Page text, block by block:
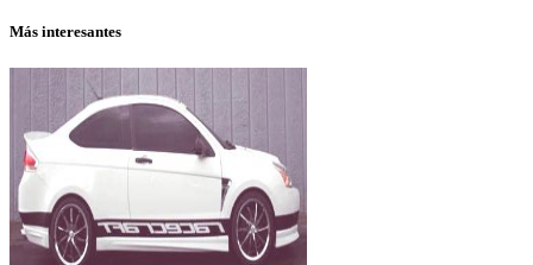
Más interesantes